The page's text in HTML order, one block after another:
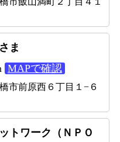
ま
MAPで確認
市前原西６丁目１−６
トワーク（ＮＰＯ